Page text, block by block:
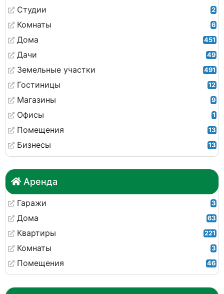
Студии 2
Комнаты 6
Дома 451
Дачи 49
Земельные участки 491
Гостиницы 12
Магазины 9
Офисы 1
Помещения 13
Бизнесы 13
Аренда
Гаражи 3
Дома 63
Квартиры 221
Комнаты 3
Помещения 46